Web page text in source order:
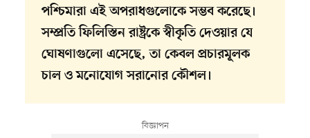
পশ্চিমারা এই অপরাধগুলোকে সম্ভব করেছে।
সম্প্রতি ফিলিস্তিন রাষ্ট্রকে স্বীকৃতি দেওয়ার যে
ঘোষণাগুলো এসেছে, তা কেবল প্রচারমূলক
চাল ও মনোযোগ সরানোর কৌশল।